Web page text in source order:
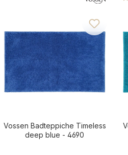
Vossen Badteppiche Timeless
deep blue - 4690